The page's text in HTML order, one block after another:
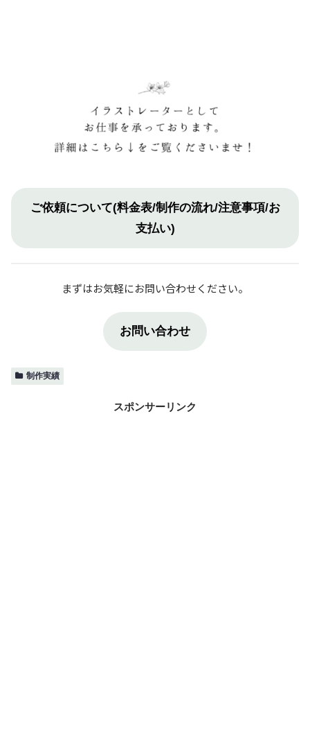
ご依頼について(料金表/制作の流れ/注意事項/お
支払い)
まずはお気軽にお問い合わせください。
お問い合わせ
制作実績
スポンサーリンク